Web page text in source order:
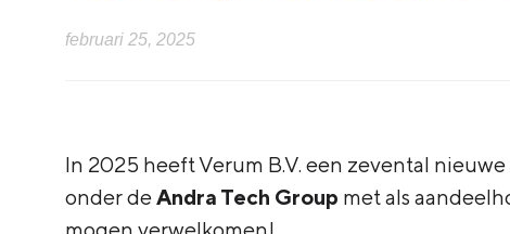
februari 25, 2025
In 2025 heeft Verum B.V. een zevental
onder deAndra Tech Group met als